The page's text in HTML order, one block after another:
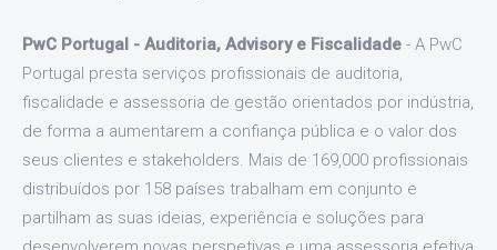
PwC Portugal - Auditoria, Advisory e Fiscalidade - A PwC
Portugal presta serviços profissionais de auditoria,
fiscalidade e assessoria de gestão orientados por indústria,
de forma a aumentarem a confiança pública e o valor dos
seus clientes e stakeholders. Mais de 169,000 profissionais
distribuídos por 158 países trabalham em conjunto e
partilham as suas ideias, experiência e soluções para